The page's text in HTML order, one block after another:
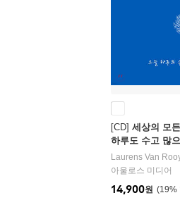
[CD] 세상의 모
하루도 수고 많
Laurens Van
아울로스 미디어
19%
14,900원